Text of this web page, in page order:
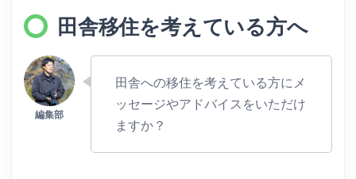
田舎移住を考えている方へ
田舎への移住を考えている方にメ
ッセージやアドバイスをいただけ
ますか？